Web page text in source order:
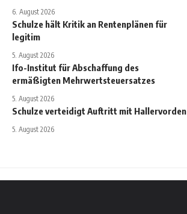
6. August 2026
Schulze hält Kritik an Rentenplänen für
legitim
5. August 2026
Ifo-Institut für Abschaffung des
ermäßigten Mehrwertsteuersatzes
5. August 2026
Schulze verteidigt Auftritt mit Hallervorden
5. August 2026